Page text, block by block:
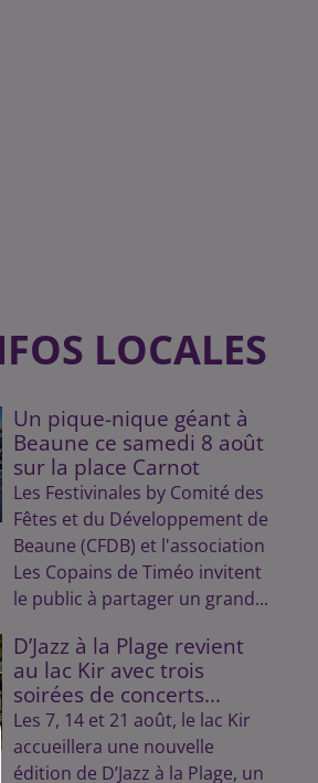
LOCALES
Un pique-nique géant à
Beaune ce samedi 8 août
sur la place Carnot
Les Festivinales by Comité des
Fêtes et du Développement de
Beaune (CFDB) et l'association
Les Copains de Timéo invitent
le public à partager un grand...
D’Jazz à la Plage revient
au lac Kir avec trois
soirées de concerts...
Les 7, 14 et 21 août, le lac Kir
accueillera une nouvelle
édition de D’Jazz à la Plage, un